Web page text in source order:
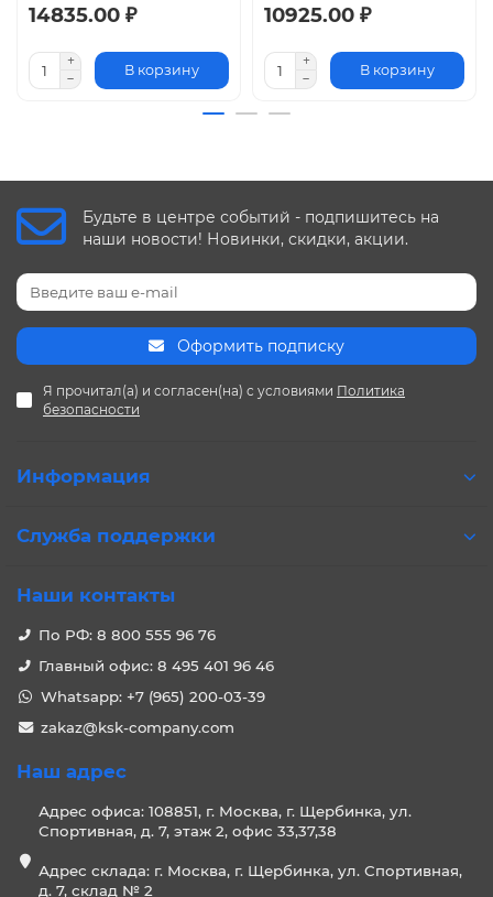
14835.00 ₽
В корзину
10925.00 ₽
В корзину
Будьте в центре событий - подпишитесь на
наши новости! Новинки, скидки, акции.
Оформить подписку
Я прочитал(а) и согласен(на) с условиями Политика
безопасности
Информация
Служба поддержки
Наши контакты
По РФ: 8 800 555 96 76
Главный офис: 8 495 401 96 46
Whatsapp: +7 (965) 200-03-39
zakaz@ksk-company.com
Наш адрес
Адрес офиса: 108851, г. Москва, г. Щербинка, ул.
Спортивная, д. 7, этаж 2, офис 33,37,38
Адрес склада: г. Москва, г. Щербинка, ул. Спортивная,
д. 7, склад № 2